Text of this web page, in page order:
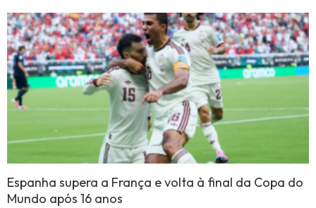
Espanha supera a França e volta à final da Copa do
Mundo após 16 anos